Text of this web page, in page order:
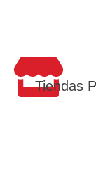
Tiendas